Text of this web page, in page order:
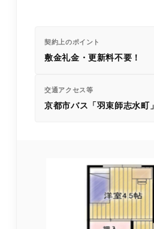
契約上のポイント
敷金礼金・更新料不要！
交通アクセス等
京都市バス「羽束師志水町